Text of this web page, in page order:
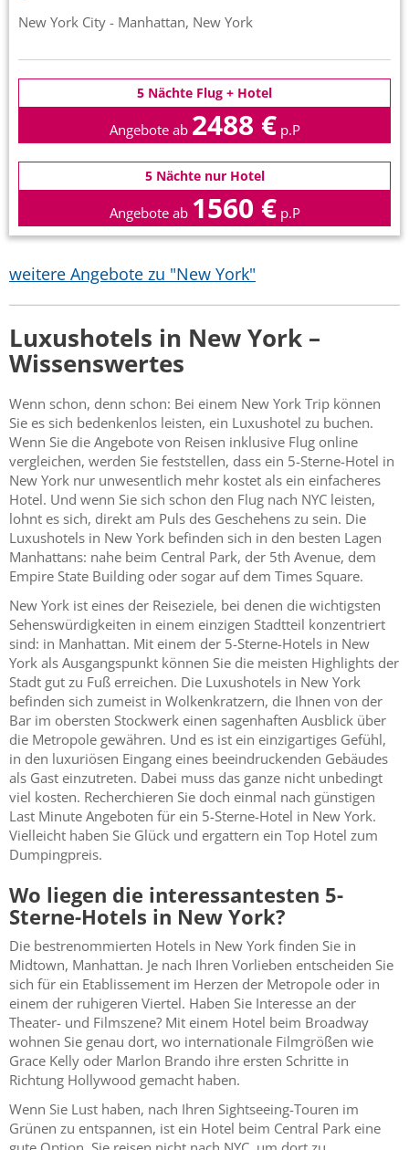
New York City - Manhattan, New York
5 Nächte Flug + Hotel
Angebote ab 2488 € p.P
5 Nächte nur Hotel
Angebote ab 1560 € p.P
weitere Angebote zu "New York"
Luxushotels in New York –
Wissenswertes
Wenn schon, denn schon: Bei einem New York Trip können
Sie es sich bedenkenlos leisten, ein Luxushotel zu buchen.
Wenn Sie die Angebote von Reisen inklusive Flug online
vergleichen, werden Sie feststellen, dass ein 5-Sterne-Hotel in
New York nur unwesentlich mehr kostet als ein einfacheres
Hotel. Und wenn Sie sich schon den Flug nach NYC leisten,
lohnt es sich, direkt am Puls des Geschehens zu sein. Die
Luxushotels in New York befinden sich in den besten Lagen
Manhattans: nahe beim Central Park, der 5th Avenue, dem
Empire State Building oder sogar auf dem Times Square.
New York ist eines der Reiseziele, bei denen die wichtigsten
Sehenswürdigkeiten in einem einzigen Stadtteil konzentriert
sind: in Manhattan. Mit einem der 5-Sterne-Hotels in New
York als Ausgangspunkt können Sie die meisten Highlights der
Stadt gut zu Fuß erreichen. Die Luxushotels in New York
befinden sich zumeist in Wolkenkratzern, die Ihnen von der
Bar im obersten Stockwerk einen sagenhaften Ausblick über
die Metropole gewähren. Und es ist ein einzigartiges Gefühl,
in den luxuriösen Eingang eines beeindruckenden Gebäudes
als Gast einzutreten. Dabei muss das ganze nicht unbedingt
viel kosten. Recherchieren Sie doch einmal nach günstigen
Last Minute Angeboten für ein 5-Sterne-Hotel in New York.
Vielleicht haben Sie Glück und ergattern ein Top Hotel zum
Dumpingpreis.
Wo liegen die interessantesten 5-
Sterne-Hotels in New York?
Die bestrenommierten Hotels in New York finden Sie in
Midtown, Manhattan. Je nach Ihren Vorlieben entscheiden Sie
sich für ein Etablissement im Herzen der Metropole oder in
einem der ruhigeren Viertel. Haben Sie Interesse an der
Theater- und Filmszene? Mit einem Hotel beim Broadway
wohnen Sie genau dort, wo internationale Filmgrößen wie
Grace Kelly oder Marlon Brando ihre ersten Schritte in
Richtung Hollywood gemacht haben.
Wenn Sie Lust haben, nach Ihren Sightseeing-Touren im
Grünen zu entspannen, ist ein Hotel beim Central Park eine